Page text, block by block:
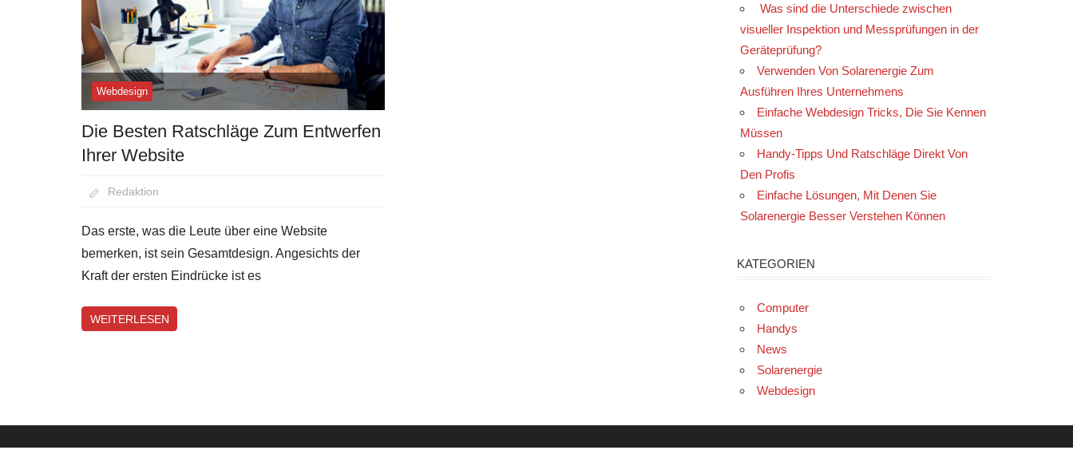
Webdesign
Die Besten Ratschläge Zum Entwerfen
Ihrer Website
August 24, 2020
Redaktion
Das erste, was die Leute über eine Website
bemerken, ist sein Gesamtdesign. Angesichts der
Kraft der ersten Eindrücke ist es
WEITERLESEN
Was sind die Unterschiede zwischen
visueller Inspektion und Messprüfungen in der
Geräteprüfung?
Verwenden Von Solarenergie Zum
Ausführen Ihres Unternehmens
Einfache Webdesign Tricks, Die Sie Kennen
Müssen
Handy-Tipps Und Ratschläge Direkt Von
Den Profis
Einfache Lösungen, Mit Denen Sie
Solarenergie Besser Verstehen Können
KATEGORIEN
Computer
Handys
News
Solarenergie
Webdesign